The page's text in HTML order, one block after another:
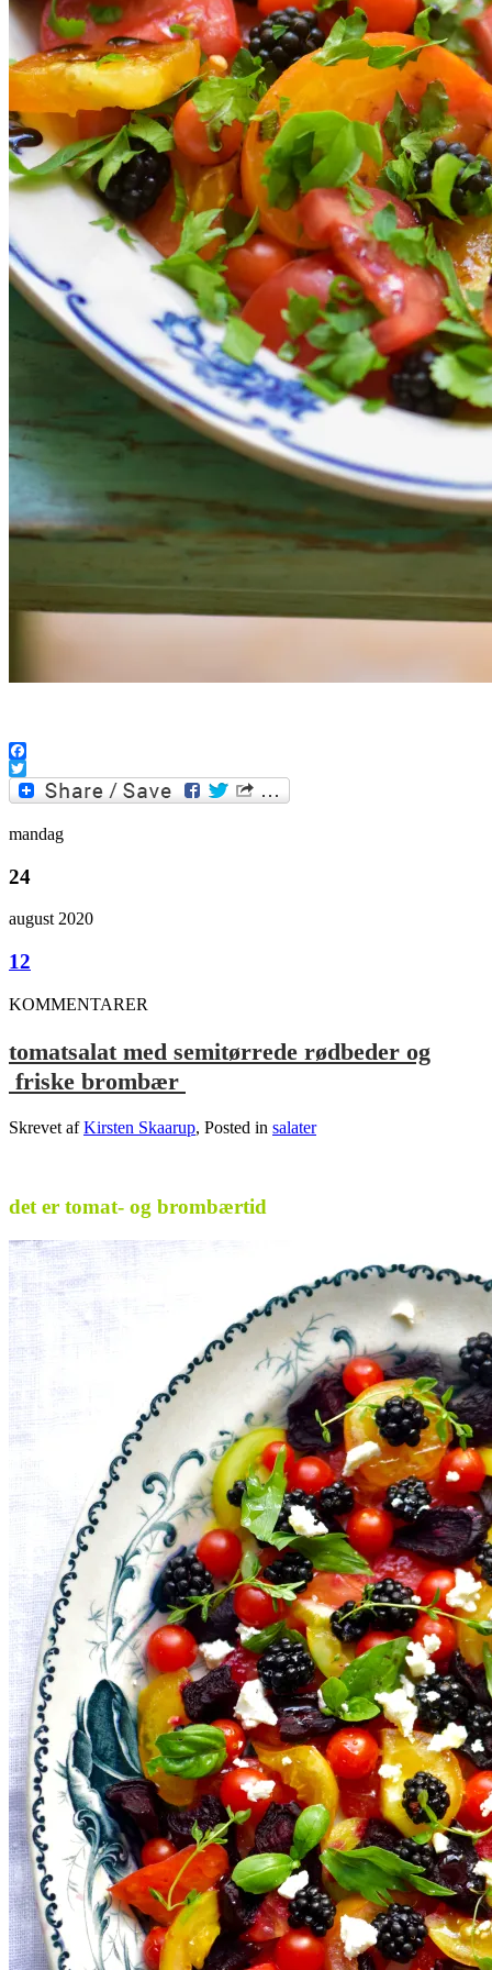
Facebook
Twitter
mandag
24
august 2020
12
KOMMENTARER
tomatsalat med semitørrede rødbeder og
friske brombær
Skrevet afKirsten Skaarup, Posted in salater
det er tomat- og brombærtid